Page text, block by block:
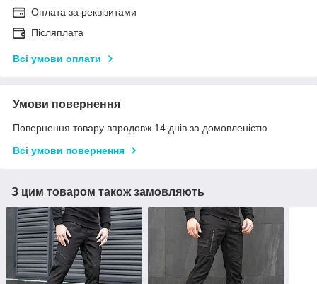
Оплата за реквізитами
Післяплата
Всі умови оплати
Умови повернення
Повернення товару впродовж 14 днів за домовленістю
Всі умови повернення
З цим товаром також замовляють